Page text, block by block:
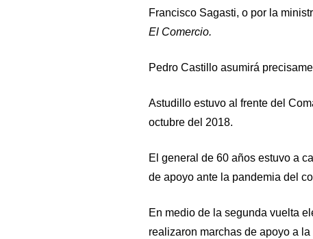
Francisco Sagasti, o por la
El Comercio.
Pedro Castillo asumirá
Astudillo estuvo al frente del
octubre del 2018.
El general de 60 años estuvo a
de apoyo ante la pandemia del
En medio de la segunda vuelta
realizaron marchas de apoyo a